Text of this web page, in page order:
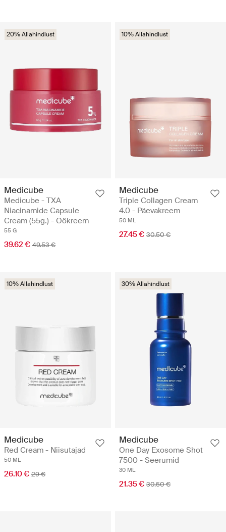
20% Allahindlust
Medicube
Medicube - TXA
Niacinamide Capsule
Cream (55g.) - Öökreem
55 G
39.62 € 49.53 €
10% Allahindlust
Medicube
Triple Collagen Cream
4.0 - Päevakreem
50 ML
27.45 € 30.50 €
10% Allahindlust
Medicube
Red Cream - Niisutajad
50 ML
26.10 € 29 €
30% Allahindlust
Medicube
One Day Exosome Shot
7500 - Seerumid
30 ML
21.35 € 30.50 €